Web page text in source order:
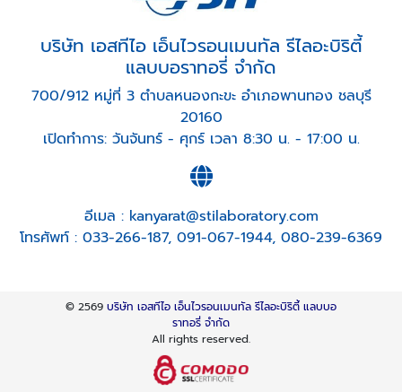
บริษัท เอสทีไอ เอ็นไวรอนเมนทัล รีไลอะบิริตี้
แลบบอราทอรี่ จำกัด
700/912 หมู่ที่ 3 ตำบลหนองกะขะ อำเภอพานทอง ชลบุรี
20160
เปิดทำการ: วันจันทร์ - ศุกร์ เวลา 8:30 น. - 17:00 น.
อีเมล : kanyarat@stilaboratory.com
โทรศัพท์ : 033-266-187, 091-067-1944, 080-239-6369
© 2569 บริษัท เอสทีไอ เอ็นไวรอนเมนทัล รีไลอะบิริตี้ แลบบอ
ราทอรี่ จำกัด
All rights reserved.